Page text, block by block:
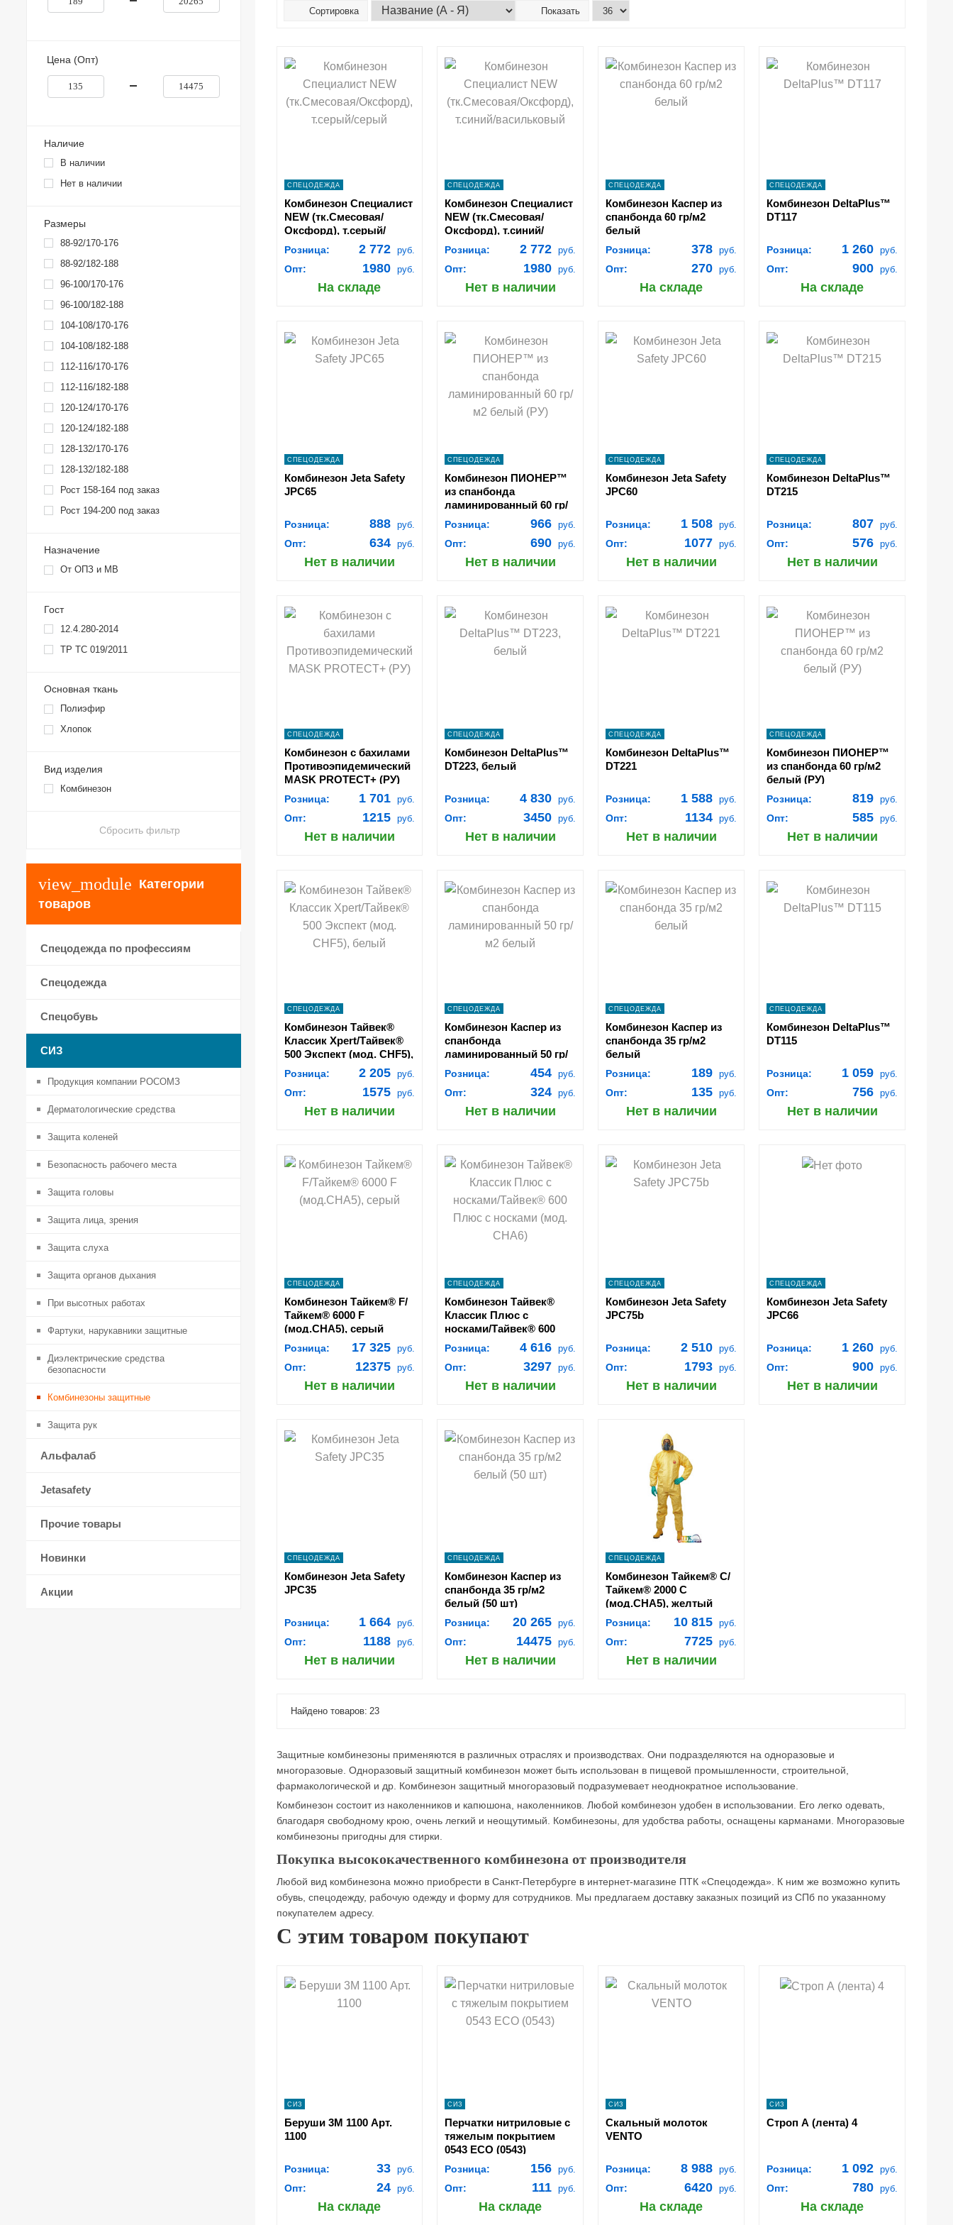
Цена (Опт)
Наличие
В наличии
Нет в наличии
Размеры
88-92/170-176
88-92/182-188
96-100/170-176
96-100/182-188
104-108/170-176
104-108/182-188
112-116/170-176
112-116/182-188
120-124/170-176
120-124/182-188
128-132/170-176
128-132/182-188
Рост 158-164 под заказ
Рост 194-200 под заказ
Назначение
От ОПЗ и МВ
Гост
12.4.280-2014
ТР ТС 019/2011
Основная ткань
Полиэфир
Хлопок
Вид изделия
Комбинезон
Сбросить фильтр
view_module Категории
товаров
Спецодежда по профессиям
Спецодежда
Спецобувь
СИЗ
Продукция компании РОСОМЗ
Дерматологические средства
Защита коленей
Безопасность рабочего места
Защита головы
Защита лица, зрения
Защита слуха
Защита органов дыхания
При высотных работах
Фартуки, нарукавники защитные
Диэлектрические средства
безопасности
Комбинезоны защитные
Защита рук
Альфалаб
Jetasafety
Прочие товары
Новинки
Акции
Сортировка Показать
shopping_cart В
КОРЗИНУ
ПОДРОБНЕЕ
СПЕЦОДЕЖДА
Комбинезон Специалист
NEW (тк.Смесовая/
Оксфорд), т.серый/
серый
Розница: 2 772 руб.
Опт: 1980 руб.
На складе
shopping_cart В
КОРЗИНУ
ПОДРОБНЕЕ
СПЕЦОДЕЖДА
Комбинезон Специалист
NEW (тк.Смесовая/
Оксфорд), т.синий/
васильковый
Розница: 2 772 руб.
Опт: 1980 руб.
Нет в наличии
shopping_cart В
КОРЗИНУ
СПЕЦОДЕЖДА
Комбинезон Каспер из
спанбонда 60 гр/м2
белый
Розница: 378 руб.
Опт: 270 руб.
На складе
shopping_cart В
КОРЗИНУ
СПЕЦОДЕЖДА
Комбинезон DeltaPlus™
DT117
Розница: 1 260 руб.
Опт: 900 руб.
На складе
shopping_cart В
КОРЗИНУ
СПЕЦОДЕЖДА
Комбинезон Jeta Safety
JPC65
Розница: 888 руб.
Опт: 634 руб.
Нет в наличии
shopping_cart В
КОРЗИНУ
navigate_next
ПОДРОБНЕЕ
СПЕЦОДЕЖДА
Комбинезон ПИОНЕР™
из спанбонда
ламинированный 60 гр/
м2 белый (РУ)
Розница: 966 руб.
Опт: 690 руб.
Нет в наличии
shopping_cart В
КОРЗИНУ
СПЕЦОДЕЖДА
Комбинезон Jeta Safety
JPC60
Розница: 1 508 руб.
Опт: 1077 руб.
Нет в наличии
shopping_cart В
КОРЗИНУ
СПЕЦОДЕЖДА
Комбинезон DeltaPlus™
DT215
Розница: 807 руб.
Опт: 576 руб.
Нет в наличии
shopping_cart В
КОРЗИНУ
navigate_next
ПОДРОБНЕЕ
СПЕЦОДЕЖДА
Комбинезон с бахилами
Противоэпидемический
MASK PROTECT+ (РУ)
Розница: 1 701 руб.
Опт: 1215 руб.
Нет в наличии
shopping_cart В
КОРЗИНУ
СПЕЦОДЕЖДА
Комбинезон DeltaPlus™
DT223, белый
Розница: 4 830 руб.
Опт: 3450 руб.
Нет в наличии
shopping_cart В
КОРЗИНУ
СПЕЦОДЕЖДА
Комбинезон DeltaPlus™
DT221
Розница: 1 588 руб.
Опт: 1134 руб.
Нет в наличии
shopping_cart В
КОРЗИНУ
navigate_next
ПОДРОБНЕЕ
СПЕЦОДЕЖДА
Комбинезон ПИОНЕР™
из спанбонда 60 гр/м2
белый (РУ)
Розница: 819 руб.
Опт: 585 руб.
Нет в наличии
shopping_cart В
КОРЗИНУ
navigate_next
ПОДРОБНЕЕ
СПЕЦОДЕЖДА
Комбинезон Тайвек®
Классик Xpert/Тайвек®
500 Экспект (мод. CHF5),
белый
Розница: 2 205 руб.
Опт: 1575 руб.
Нет в наличии
shopping_cart В
КОРЗИНУ
navigate_next
ПОДРОБНЕЕ
СПЕЦОДЕЖДА
Комбинезон Каспер из
спанбонда
ламинированный 50 гр/
м2 белый
Розница: 454 руб.
Опт: 324 руб.
Нет в наличии
shopping_cart В
КОРЗИНУ
СПЕЦОДЕЖДА
Комбинезон Каспер из
спанбонда 35 гр/м2
белый
Розница: 189 руб.
Опт: 135 руб.
Нет в наличии
shopping_cart В
КОРЗИНУ
СПЕЦОДЕЖДА
Комбинезон DeltaPlus™
DT115
Розница: 1 059 руб.
Опт: 756 руб.
Нет в наличии
shopping_cart В
КОРЗИНУ
navigate_next
СПЕЦОДЕЖДА
Комбинезон Тайкем® F/
Тайкем® 6000 F
(мод.CHA5), серый
Розница: 17 325 руб.
Опт: 12375 руб.
Нет в наличии
shopping_cart В
КОРЗИНУ
ПОДРОБНЕЕ
СПЕЦОДЕЖДА
Комбинезон Тайвек®
Классик Плюс с
носками/Тайвек® 600
Плюс с носками (мод.
CHА6)
Розница: 4 616 руб.
Опт: 3297 руб.
Нет в наличии
shopping_cart В
КОРЗИНУ
СПЕЦОДЕЖДА
Комбинезон Jeta Safety
JPC75b
Розница: 2 510 руб.
Опт: 1793 руб.
Нет в наличии
shopping_cart В
СПЕЦОДЕЖДА
Комбинезон Jeta Safety
JPC66
Розница: 1 260 руб.
Опт: 900 руб.
Нет в наличии
shopping_cart В
КОРЗИНУ
СПЕЦОДЕЖДА
Комбинезон Jeta Safety
JPC35
Розница: 1 664 руб.
Опт: 1188 руб.
Нет в наличии
shopping_cart В
КОРЗИНУ
navigate_next
СПЕЦОДЕЖДА
Комбинезон Каспер из
спанбонда 35 гр/м2
белый (50 шт)
Розница: 20 265 руб.
Опт: 14475 руб.
Нет в наличии
shopping_cart
КОРЗИНУ
navigate_next
ПОДРОБНЕЕ
СПЕЦОДЕЖДА
Комбинезон Тайкем® С/
Тайкем® 2000 С
(мод.CHA5), желтый
Розница: 10 815 руб.
Опт: 7725 руб.
Нет в наличии
Найдено товаров: 23
Защитные комбинезоны применяются в различных отраслях и производствах. Они подразделяются на одноразовые и
многоразовые. Одноразовый защитный комбинезон может быть использован в пищевой промышленности, строительной,
фармакологической и др. Комбинезон защитный многоразовый подразумевает неоднократное использование.
Комбинезон состоит из наколенников и капюшона, наколенников. Любой комбинезон удобен в использовании. Его легко одевать,
благодаря свободному крою, очень легкий и неощутимый. Комбинезоны, для удобства работы, оснащены карманами. Многоразовые
комбинезоны пригодны для стирки.
Покупка высококачественного комбинезона от производителя
Любой вид комбинезона можно приобрести в Санкт-Петербурге в интернет-магазине ПТК «Спецодежда». К ним же возможно купить
обувь, спецодежду, рабочую одежду и форму для сотрудников. Мы предлагаем доставку заказных позиций из СПб по указанному
покупателем адресу.
С этим товаром покупают
shopping_cart В
КОРЗИНУ
СИЗ
Беруши 3М 1100 Арт.
1100
Розница: 33 руб.
Опт: 24 руб.
На складе
shopping_cart В
КОРЗИНУ
navigate_next
СИЗ
Перчатки нитриловые с
тяжелым покрытием
0543 ЕСО (0543)
Розница: 156 руб.
Опт: 111 руб.
На складе
shopping_cart В
КОРЗИНУ
СИЗ
Скальный молоток
VENTO
Розница: 8 988 руб.
Опт: 6420 руб.
На складе
shopping_cart В
СИЗ
Строп А (лента) 4
Розница: 1 092 руб.
Опт: 780 руб.
На складе